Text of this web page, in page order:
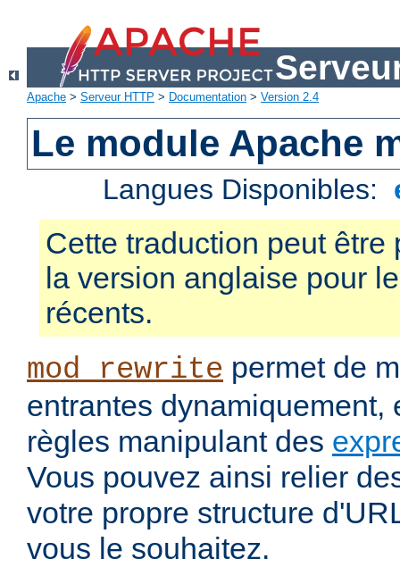
Apache > Serveur HTTP > Documentation > Version 2.4
Le module Apache
Langues Disponibles:
Cette traduction peut être
la version anglaise pour
récents.
mod_rewrite permet de
entrantes dynamiquement,
règles manipulant des
Vous pouvez ainsi relier
votre propre structure
vous le souhaitez.